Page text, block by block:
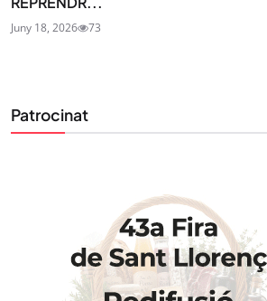
Juny 18, 2026 73
Patrocinat
STAY UPDATED
Uneix-te al nostre butlletí